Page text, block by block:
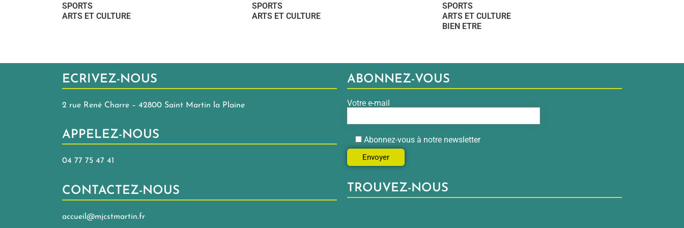
SPORTS
ARTS ET CULTURE
SPORTS
ARTS ET CULTURE
SPORTS
ARTS ET CULTURE
BIEN ETRE
ECRIVEZ-NOUS
2 rue René Charre – 42800 Saint Martin la Plaine
APPELEZ-NOUS
04 77 75 47 41
CONTACTEZ-NOUS
accueil@mjcstmartin.fr
ABONNEZ-VOUS
Votre e-mail
Abonnez-vous à notre newsletter
TROUVEZ-NOUS